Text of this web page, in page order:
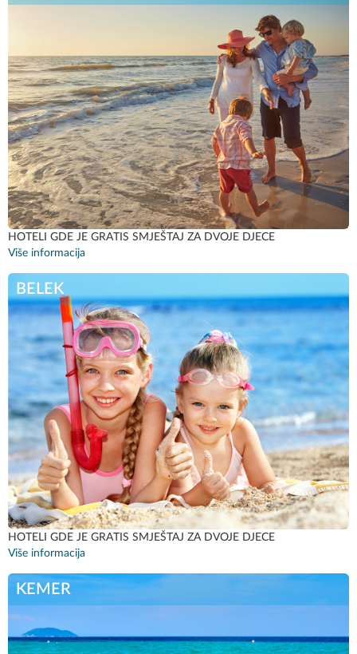
HOTELI GDE JE GRATIS SMJEŠTAJ ZA DVOJE DJECE
Više informacija
BELEK
HOTELI GDE JE GRATIS SMJEŠTAJ ZA DVOJE DJECE
Više informacija
KEMER